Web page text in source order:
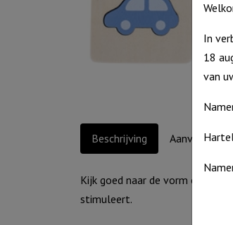
Beschrijving
Kijk goed naar de vorm en voel
stimuleert.
In
18
van